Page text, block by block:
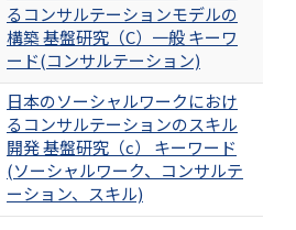
るコンサルテーションモデルの
構築 基盤研究（C）一般 キーワ
ード(コンサルテーション)
日本のソーシャルワークにおけ
るコンサルテーションのスキル
開発 基盤研究（c） キーワード
(ソーシャルワーク、コンサルテ
ーション、スキル)